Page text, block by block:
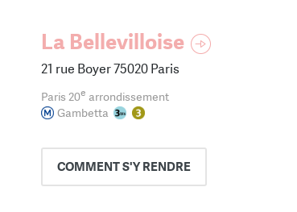
La Bellevilloise
21 rue Boyer 75020 Paris
Paris 20e arrondissement
Gambetta
COMMENTS'Y RENDRE